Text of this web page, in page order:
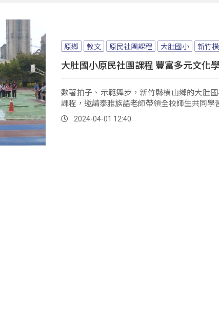
原鄉 教文 原民社團課程 大肚國小 新竹
大肚國小原民社團課程 豐富多元文化
數著拍子、示範舞步，新竹縣橫山鄉的大肚
課程，邀請泰雅族語老師帶領全校師生共同學
2024-04-01 12:40